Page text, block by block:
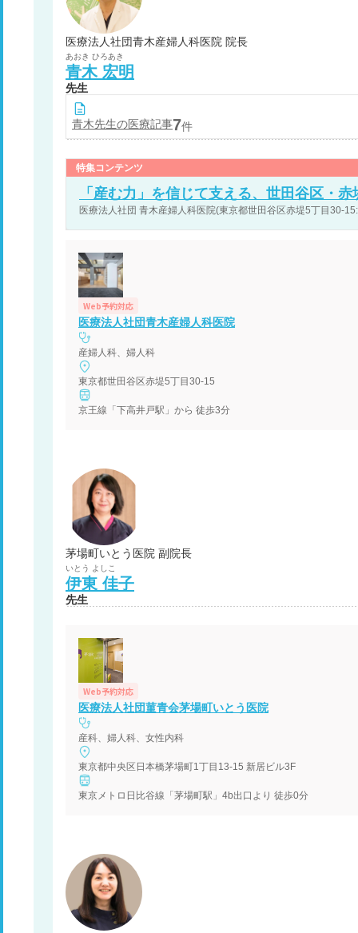
医療法人社団青木産婦人科医院 院長
あおき ひろあき
青木 宏明
先生
青木先生の医療記事7件
特集コンテンツ
「産む力」を信じて支える、世田谷区・
医療法人社団 青木産婦人科医院(東京都世田谷区赤堤5丁目30-
Web予約対応
医療法人社団青木産婦人科医院
産婦人科、婦人科
東京都世田谷区赤堤5丁目30-15
京王線「下高井戸駅」から 徒歩3分
茅場町いとう医院 副院長
いとう よしこ
伊東 佳子
先生
Web予約対応
医療法人社団菫青会茅場町いとう医院
産科、婦人科、女性内科
東京都中央区日本橋茅場町1丁目13-15 新居ビル3F
東京メトロ日比谷線「茅場町駅」4b出口より 徒歩0分